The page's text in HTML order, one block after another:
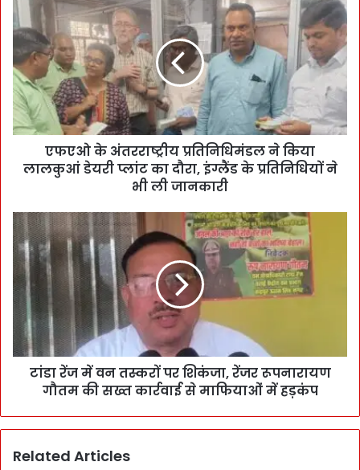
एफएओ के अंतरराष्ट्रीय प्रतिनिधिमंडल ने किया
लालकुआं डेयरी प्लांट का दौरा, इंग्लैंड के प्रतिनिधियों ने
भी ली जानकारी
टांडा रेंज में वन तस्करों पर शिकंजा, रेंजर रूपनारायण
गौतम की सख्त कार्रवाई से माफियाओं में हड़कंप
Related Articles